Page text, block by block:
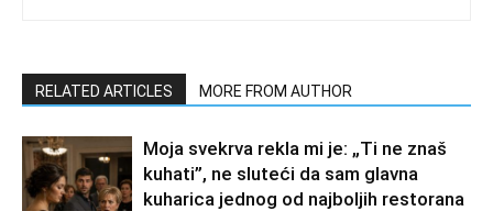
RELATED ARTICLES MORE FROM AUTHOR
Moja svekrva rekla mi je: „Ti ne znaš
kuhati”, ne sluteći da sam glavna
kuharica jednog od najboljih restorana